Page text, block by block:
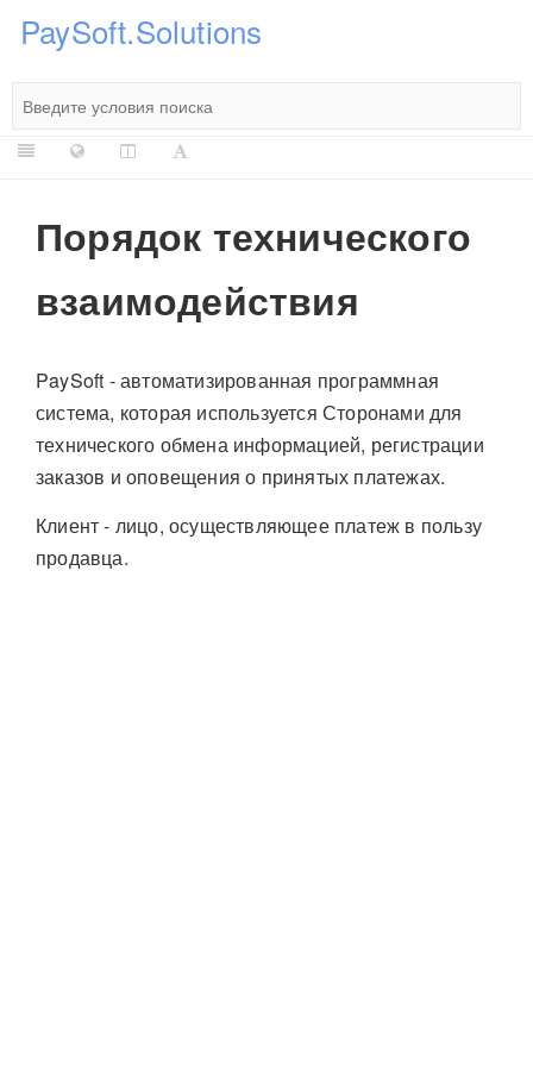
PaySoft.Solutions
Порядок технического
взаимодействия
PaySoft - автоматизированная программная
система, которая используется Сторонами для
технического обмена информацией, регистрации
заказов и оповещения о принятых платежах.
Клиент - лицо, осуществляющее платеж в пользу
продавца.